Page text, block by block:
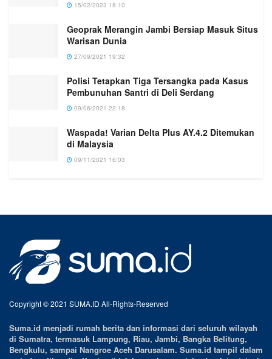
15/02/2023 18:10
Geoprak Merangin Jambi Bersiap Masuk Situs
Warisan Dunia
27/09/2021 19:32
Polisi Tetapkan Tiga Tersangka pada Kasus
Pembunuhan Santri di Deli Serdang
09/06/2021 22:18
Waspada! Varian Delta Plus AY.4.2 Ditemukan
di Malaysia
09/11/2021 16:03
Copyright © 2021 SUMA.ID All-Rights-Reserved
Suma.id menjadi rumah berita dan informasi dari seluruh wilayah
di Sumatra, termasuk Lampung, Riau, Jambi, Bangka Belitung,
Bengkulu, sampai Nangroe Aceh Darusalam. Suma.id tampil dalam